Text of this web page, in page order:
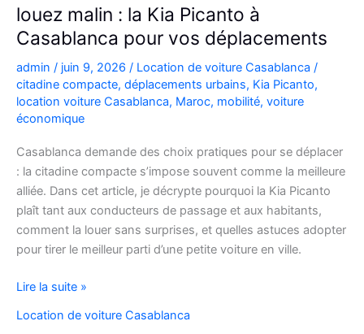
louez malin : la Kia Picanto à
Casablanca pour vos déplacements
admin / juin 9, 2026 / Location de voiture Casablanca /
citadine compacte, déplacements urbains, Kia Picanto,
location voiture Casablanca, Maroc, mobilité, voiture
économique
Casablanca demande des choix pratiques pour se déplacer
: la citadine compacte s’impose souvent comme la meilleure
alliée. Dans cet article, je décrypte pourquoi la Kia Picanto
plaît tant aux conducteurs de passage et aux habitants,
comment la louer sans surprises, et quelles astuces adopter
pour tirer le meilleur parti d’une petite voiture en ville.
louez
Lire la suite »
Location de voiture Casablanca